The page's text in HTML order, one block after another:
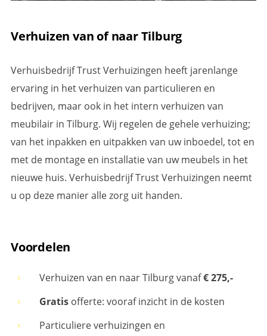
Verhuizen van of naar Tilburg
Verhuisbedrijf Trust Verhuizingen heeft jarenlange
ervaring in het verhuizen van particulieren en
bedrijven, maar ook in het intern verhuizen van
meubilair in Tilburg. Wij regelen de gehele verhuizing;
van het inpakken en uitpakken van uw inboedel, tot en
met de montage en installatie van uw meubels in het
nieuwe huis. Verhuisbedrijf Trust Verhuizingen neemt
u op deze manier alle zorg uit handen.
Voordelen
Verhuizen van en naar Tilburg vanaf€ 275,-
Gratis offerte: vooraf inzicht in de kosten
Particuliere verhuizingen en